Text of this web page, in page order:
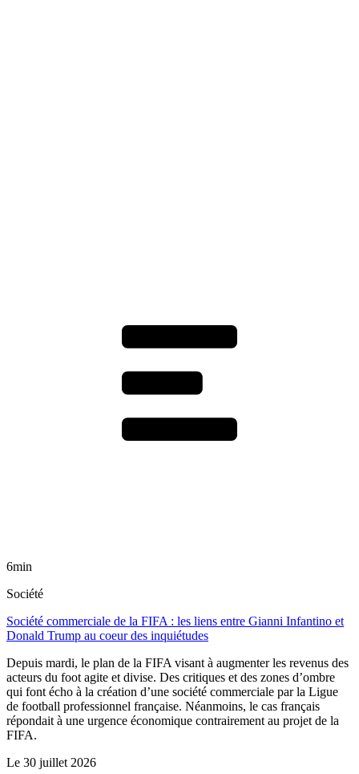
6min
Société
Société commerciale de la FIFA : les liens entre Gianni Infantino et
Donald Trump au coeur des inquiétudes
Depuis mardi, le plan de la FIFA visant à augmenter les revenus des
acteurs du foot agite et divise. Des critiques et des zones d’ombre
qui font écho à la création d’une société commerciale par la Ligue
de football professionnel française. Néanmoins, le cas français
répondait à une urgence économique contrairement au projet de la
FIFA.
Le 30 juillet 2026